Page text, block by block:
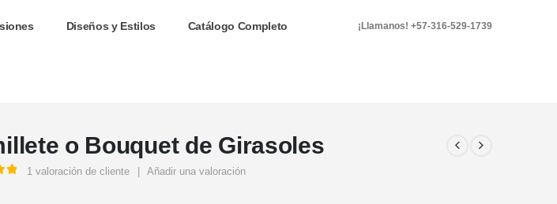
Diseños y Estilos Catálogo Completo ¡Llamanos! +57-316-529-1739
o Bouquet de Girasoles
1 valoración de cliente Añadir una valoración